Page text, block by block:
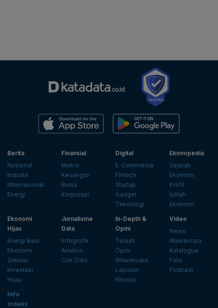
Berita
Nasional
Industri
Internasional
Energi
Finansial
Makro
Keuangan
Bursa
Korporasi
Digital
E-Commerce
Fintech
Startup
Gadget
Teknologi
Ekonopedia
Sejarah
Ekonomi
Profil
Istilah
Ekonomi
Ekonomi
Hijau
Energi Baru
Ekonomi
Sirkular
Investasi
Hijau
Jurnalisme
Data
Infografik
Analisis
Cek Data
In-Depth &
Opini
Telaah
Opini
Wawancara
Laporan
Khusus
Video
News
Wawancara
Katalogue
Foto
Podcast
Info
Indeks